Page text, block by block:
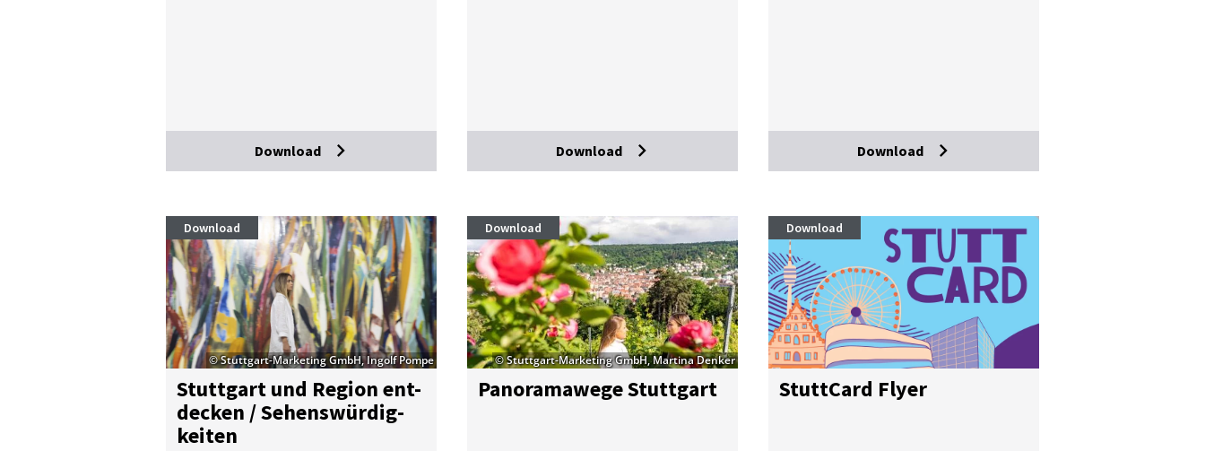
Download Download Download
© Stuttgart-Marketing GmbH, Ingolf Pompe
Download
Stutt­gart und Re­gi­on ent­
de­cken / Se­hens­wür­dig­
kei­ten
© Stuttgart-Marketing GmbH, Martina Denker
Download
Pan­ora­ma­we­ge Stutt­gart
Download
Stutt­Card Fly­er